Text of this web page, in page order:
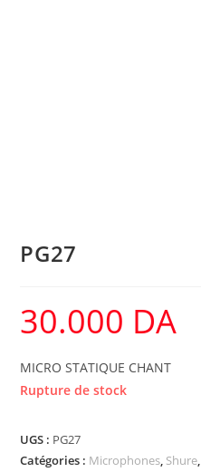
PG27
30.000 DA
MICRO STATIQUE CHANT
Rupture de stock
UGS : PG27
Catégories : Microphones, Shure,